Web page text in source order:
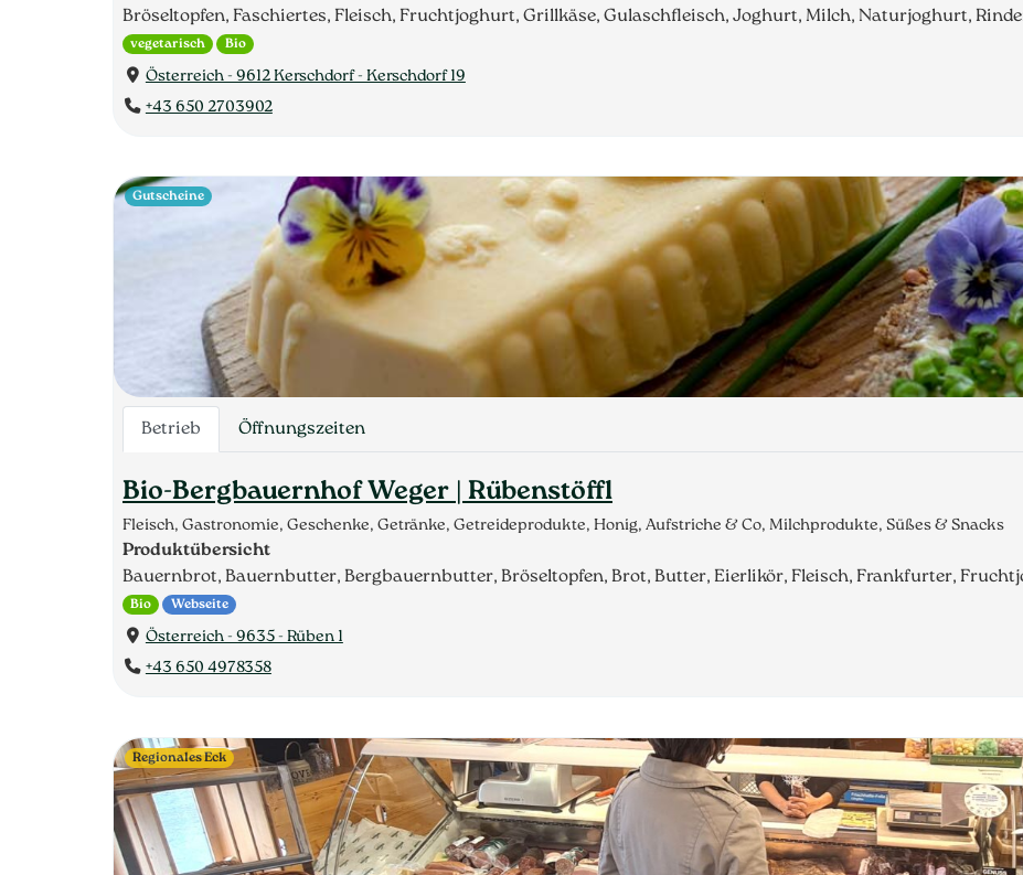
Bröseltopfen, Faschiertes, Fleisch, Fruchtjoghurt, Grillkäse, Gulaschfleisch, Joghurt, Milch, Naturjoghurt,
vegetarisch Bio
Österreich - 9612 Kerschdorf - Kerschdorf 19
+43 650 2703902
Betrieb Öffnungszeiten
Bio-Bergbauernhof Weger | Rübenstöffl
Fleisch, Gastronomie, Geschenke, Getränke, Getreideprodukte, Honig, Aufstriche & Co, Milchprodukte, Süßes & Snacks
Produktübersicht
Bauernbrot, Bauernbutter, Bergbauernbutter, Bröseltopfen, Brot, Butter, Eierlikör, Fleisch, Frankfurter,
Bio Webseite
Österreich - 9635 - Rüben 1
+43 650 4978358
Gutscheine
Regionales Eck